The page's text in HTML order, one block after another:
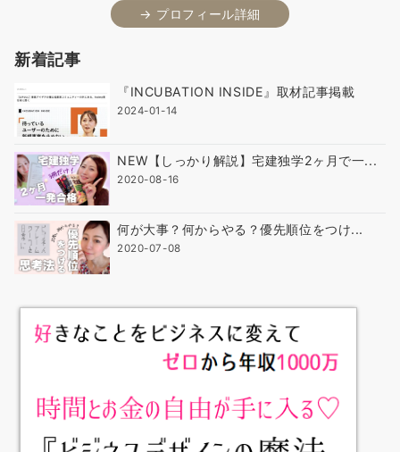
→ プロフィール詳細
新着記事
『INCUBATION INSIDE』取材記事掲載
2024-01-14
NEW【しっかり解説】宅建独学2ヶ月で一...
2020-08-16
何が大事？何からやる？優先順位をつけ...
2020-07-08